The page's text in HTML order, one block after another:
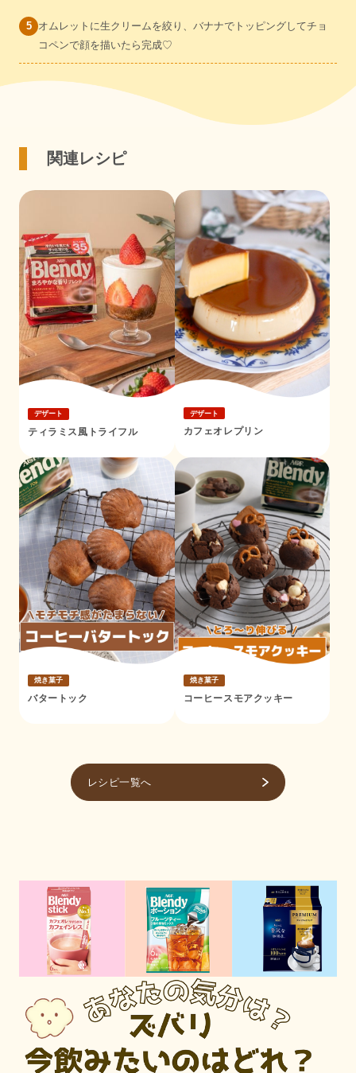
オムレットに生クリームを絞り、バナナでトッピングしてチョ
コペンで顔を描いたら完成♡
関連レシピ
デザート
ティラミス風トライフル
デザート
カフェオレプリン
焼き菓子
バタートック
焼き菓子
コーヒースモアクッキー
レシピ一覧へ